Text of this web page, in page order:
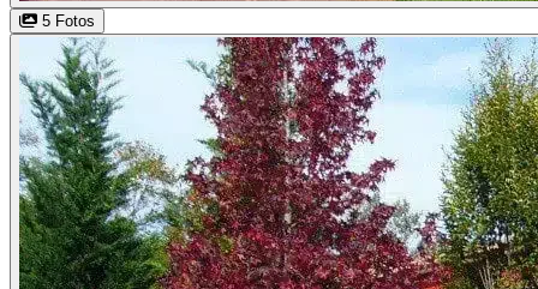
5 Fotos